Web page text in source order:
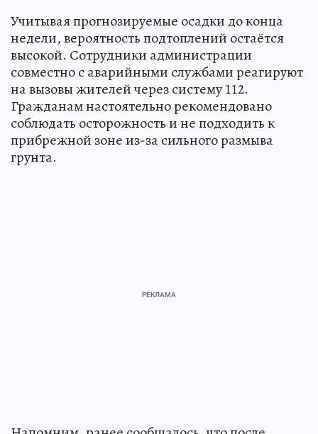
Учитывая прогнозируемые осадки до конца
недели, вероятность подтоплений остаётся
высокой. Сотрудники администрации
совместно с аварийными службами реагируют
на вызовы жителей через систему 112.
Гражданам настоятельно рекомендовано
соблюдать осторожность и не подходить к
прибрежной зоне из-за сильного размыва
грунта.